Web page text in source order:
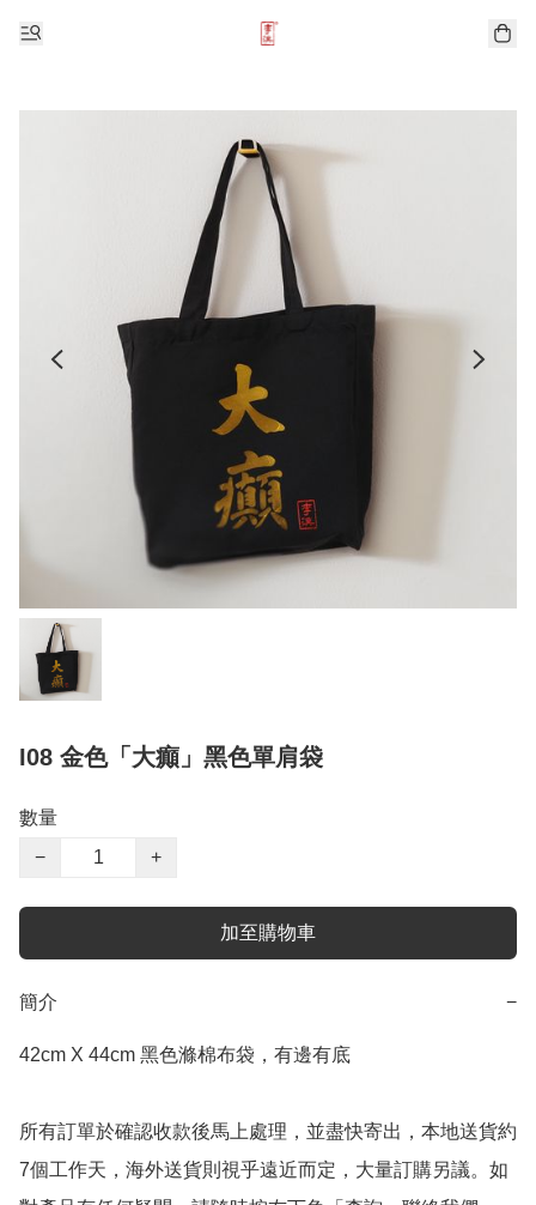
I08 金色「大癲」黑色單肩袋
數量
−
+
加至購物車
簡介 −
42cm X 44cm 黑色滌棉布袋，有邊有底
所有訂單於確認收款後馬上處理，並盡快寄出，本地送貨約
7個工作天，海外送貨則視乎遠近而定，大量訂購另議。如